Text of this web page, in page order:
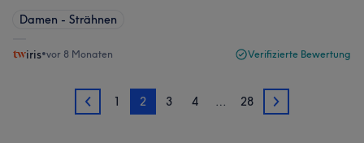
Damen - Strähnen
iris•vor 8 Monaten Verifizierte Bewertung
1 1 2 3 4 … 28 3